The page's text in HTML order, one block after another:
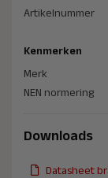
Artikelnummer
Kenmerken
Merk
NEN normering
Downloads
Datasheet